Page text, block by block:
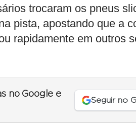
trocaram os pneus
pista, apostando que a
rapidamente em outros
no Google e
Seguir no